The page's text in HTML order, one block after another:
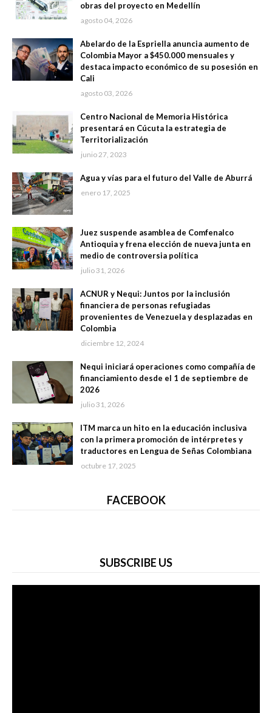
obras del proyecto en Medellín
agosto 04, 2026
Abelardo de la Espriella anuncia aumento de
Colombia Mayor a $450.000 mensuales y
destaca impacto económico de su posesión en
Cali
agosto 03, 2026
Centro Nacional de Memoria Histórica
presentará en Cúcuta la estrategia de
Territorialización
junio 27, 2023
Agua y vías para el futuro del Valle de Aburrá
enero 17, 2025
Juez suspende asamblea de Comfenalco
Antioquia y frena elección de nueva junta en
medio de controversia política
julio 31, 2026
ACNUR y Nequi: Juntos por la inclusión
financiera de personas refugiadas
provenientes de Venezuela y desplazadas en
Colombia
diciembre 12, 2024
Nequi iniciará operaciones como compañía de
financiamiento desde el 1 de septiembre de
2026
julio 31, 2026
ITM marca un hito en la educación inclusiva
con la primera promoción de intérpretes y
traductores en Lengua de Señas Colombiana
octubre 17, 2025
FACEBOOK
SUBSCRIBE US